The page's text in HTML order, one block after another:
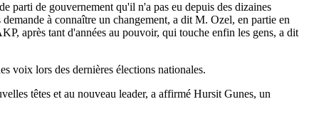
de gouvernement qu'il n'a pas eu depuis des dizaines
à connaître un changement, a dit M. Ozel, en partie en
après tant d'années au pouvoir, qui touche enfin les gens, a dit
voix lors des dernières élections nationales.
têtes et au nouveau leader, a affirmé Hursit Gunes, un